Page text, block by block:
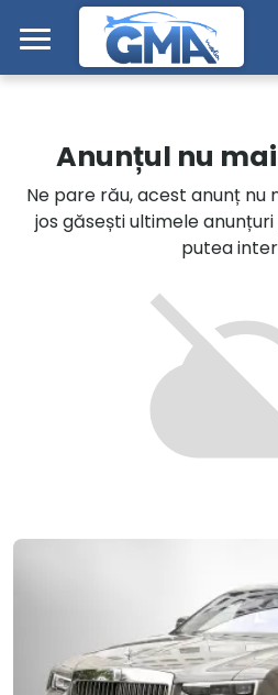
Mergi direct la conținutul
Autoturisme
Motociclete
Autoutilitare
Alte tipuri vehicule
Anunțul nu
Ne pare rău, acest anunț nu
jos găsești ultimele
putea